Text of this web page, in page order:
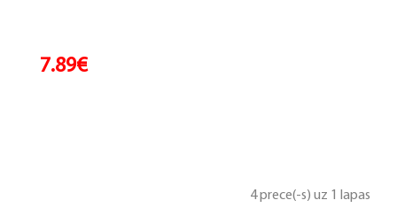
7.89€
4 prece(-s) uz 1 lapas